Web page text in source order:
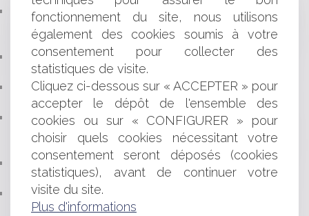
CONDAMNATION DE LA FRANCE PAR LA COUR
EUROPÉENNE DES DROITS DE L’HOMME DANS UNE
AFFAIRE DE VIOL
BAIL COMMERCIAL : LA FIN DE LA CONFISCATION
AUTOMATIQUE DU DÉPÔT DE GARANTIE
AI ACT : QUELS CHANGEMENTS POUR LES
ENTREPRISES ?
VALIDITÉ DU MANDAT D’AGENT IMMOBILIER :
ABSENCE D’UNE MENTION OBLIGATOIRE ET EFFET DE
LA LIMITATION DANS LE TEMPS
VERS UNE MEILLEURE INDEMNISATION DES SPORTIFS
VICTIMES D'ACCIDENTS DE JEU ?
VIDÉO : EN FAIT DE MEUBLES POSSESSION VAUT
TITRE
fonctionnement du site, nous utilisons
également des cookies soumis à votre
consentement pour collecter des
statistiques de visite.
Cliquez ci-dessous sur « ACCEPTER » pour
accepter le dépôt de l'ensemble des
cookies ou sur « CONFIGURER » pour
choisir quels cookies nécessitant votre
consentement seront déposés (cookies
statistiques), avant de continuer votre
visite du site.
Plus d'informations